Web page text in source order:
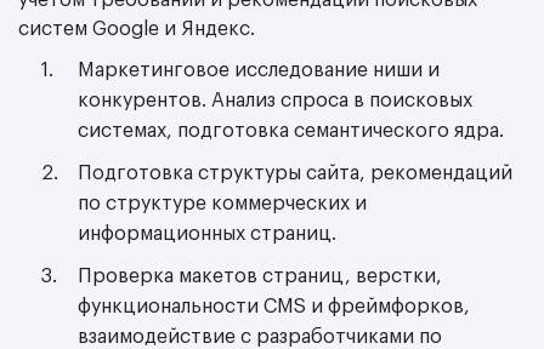
систем Google и Яндекс.
Маркетинговое исследование ниши и
конкурентов. Анализ спроса в поисковых
системах, подготовка семантического ядра.
Подготовка структуры сайта, рекомендаций
по структуре коммерческих и
информационных страниц.
Проверка макетов страниц, верстки,
функциональности CMS и фреймфорков,
взаимодействие с разработчиками по